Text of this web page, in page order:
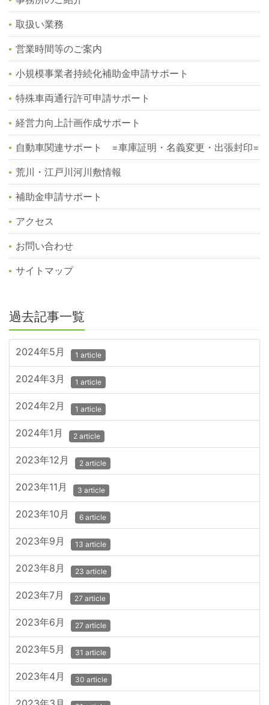
取扱い業務
営業時間等のご案内
小規模事業者持続化補助金申請サポート
特殊車両通行許可申請サポート
経営力向上計画作成サポート
自動車関連サポート =車庫証明・名義変更・出張封印=
荒川・江戸川河川敷情報
補助金申請サポート
アクセス
お問い合わせ
サイトマップ
過去記事一覧
2024年5月 1 article
2024年3月 1 article
2024年2月 1 article
2024年1月 2 article
2023年12月 2 article
2023年11月 3 article
2023年10月 6 article
2023年9月 13 article
2023年8月 23 article
2023年7月 27 article
2023年6月 27 article
2023年5月 31 article
2023年4月 30 article